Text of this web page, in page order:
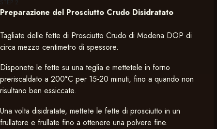
STEP 2
Preparazione del Prosciutto Crudo Disidratato
Tagliate delle fette di Prosciutto Crudo di Modena DOP di
circa mezzo centimetro di spessore.
Disponete le fette su una teglia e mettetele in forno
preriscaldato a 200°C per 15-20 minuti, fino a quando non
risultano ben essiccate.
Una volta disidratate, mettete le fette di prosciutto in un
frullatore e frullate fino a ottenere una polvere fine.